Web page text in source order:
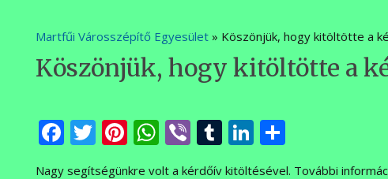
Martfűi Városszépítő Egyesület » Köszönjük, hogy kitöltötte a
Köszönjük, hogy kitöltötte a
Facebook
Twitter
Pinterest
WhatsApp
ViberTumblrLinkedIn
meg
Nagy segítségünkre volt a kérdőív kitöltésével. További